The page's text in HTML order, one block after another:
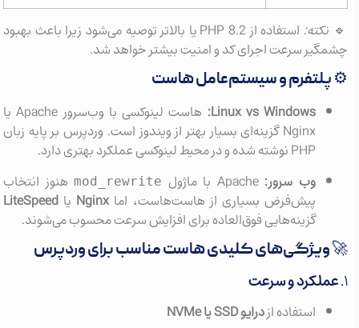
🔹‌ نکته:
استفاده از PHP 8.2 یا بالاتر توصیه می‌شود زیرا باعث بهبود
چشمگیر سرعت اجرای کد و امنیت بیشتر خواهد شد.
⚙️ پلتفرم و سیستم‌عامل هاست
Linux vs Windows:
هاست لینوکسی با وب‌سرور Apache یا
Nginx گزینه‌ای بسیار بهتر از ویندوز است. وردپرس بر پایه زبان
PHP نوشته شده و در محیط لینوکسی عملکرد بهتری دارد.
وب سرور:Apache با ماژول mod_rewriteهنوز انتخاب
پیش‌فرض بسیاری از هاست‌هاست، اما Nginxیا LiteSpeed
گزینه‌هایی فوق‌العاده برای افزایش سرعت محسوب می‌شوند.
🚀 ویژگی‌های کلیدی هاست مناسب برای وردپرس
عملکرد و سرعت
استفاده ازدرایو SSD یا NVMe